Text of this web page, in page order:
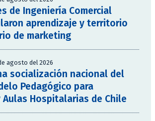
de Ingeniería Comercial
aprendizaje y territorio
de marketing
agosto del 2026
socialización nacional del
Pedagógico para
Aulas Hospitalarias de Chile